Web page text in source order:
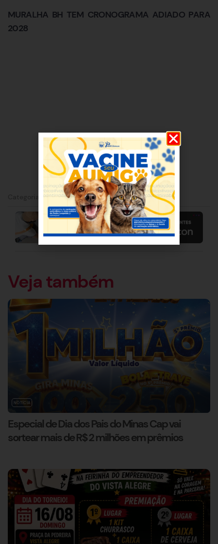
MURALHA BH TEM CRONOGRAMA ADIADO PARA
2028
Categorias:Belo Horizonte|Notícia
Veja também
NOTÍCIA
Especial de Dia dos Pais do Minas Cap vai
sortear mais de R$ 2 milhões em prêmios